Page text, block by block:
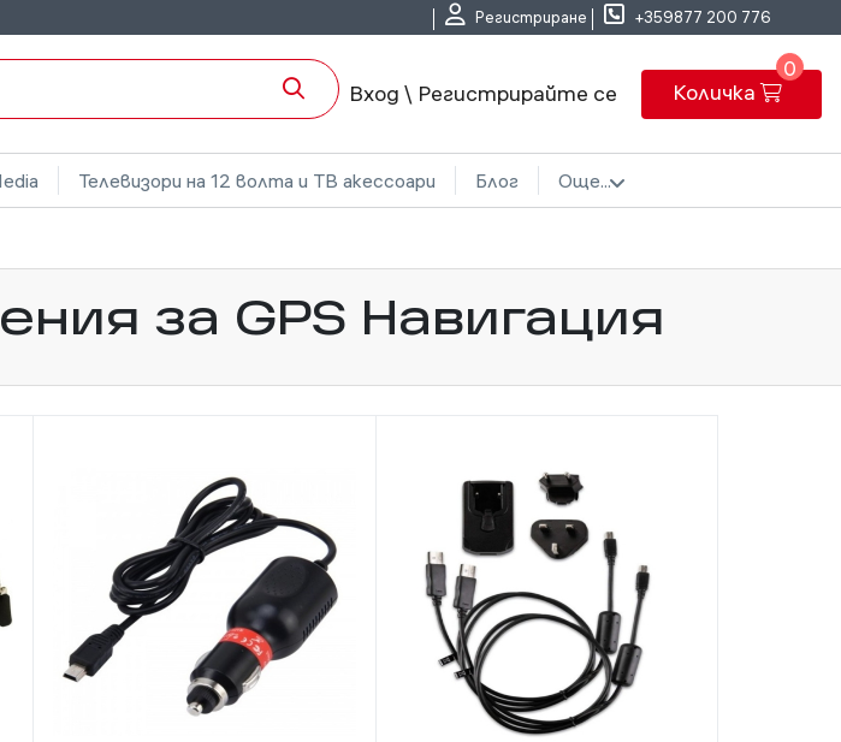
Регистриране +359877 200 776
Вход \ Регистрирайте се Количка
0
Телевизори на 12 волта и ТВ акессоари Блог Още...
за GPS Навигация